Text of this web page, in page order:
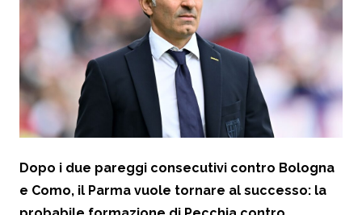
Dopo i due pareggi consecutivi contro Bologna
e Como, il Parma vuole tornare al successo: la